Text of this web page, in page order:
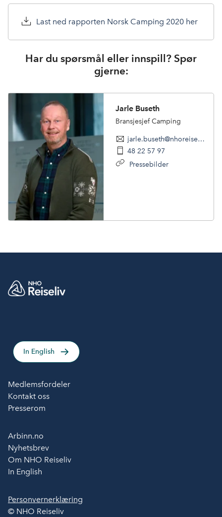
Last ned rapporten Norsk Camping 2020 her
Har du spørsmål eller innspill? Spør
gjerne:
Jarle Buseth
Bransjesjef Camping
jarle.buseth@nhoreiseliv.no
48 22 57 97
Pressebilder
In English
Medlemsfordeler
Kontakt oss
Presserom
Arbinn.no
Nyhetsbrev
Om NHO Reiseliv
In English
Personvernerklæring
© NHO Reiseliv